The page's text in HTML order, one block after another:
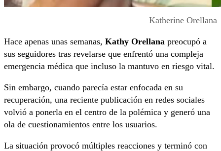
Katherine Orellana
Hace apenas unas semanas, Kathy Orellana preocupó a
sus seguidores tras revelarse que enfrentó una compleja
emergencia médica que incluso la mantuvo en riesgo vital.
Sin embargo, cuando parecía estar enfocada en su
recuperación, una reciente publicación en redes sociales
volvió a ponerla en el centro de la polémica y generó una
ola de cuestionamientos entre los usuarios.
La situación provocó múltiples reacciones y terminó con